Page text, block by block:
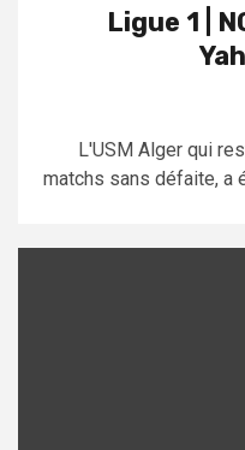
Ligue 1 |
L'USM Alger qui
matchs sans défaite, a